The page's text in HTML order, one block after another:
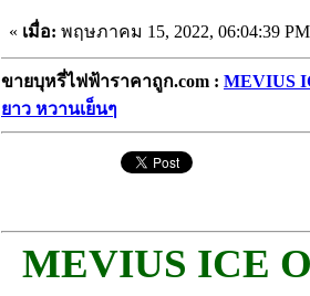
« เมื่อ: พฤษภาคม 15, 2022, 06:04:39
ขายบุหรี่ไฟฟ้าราคาถูก.com : MEVIUS
ยาว หวานเย็นๆ
MEVIUS ICE